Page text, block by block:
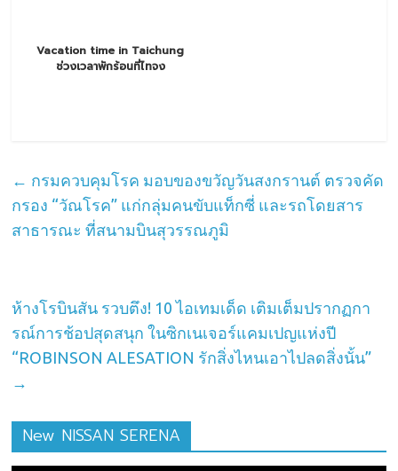
Vacation time in Taichung
ช่วงเวลาพักร้อนที่ไทจง
← กรมควบคุมโรค มอบของขวัญวันสงกรานต์ ตรวจคัด
กรอง “วัณโรค” แก่กลุ่มคนขับแท็กซี่ และรถโดยสาร
สาธารณะ ที่สนามบินสุวรรณภูมิ
ห้างโรบินสัน รวบตึง! 10 ไอเทมเด็ด เติมเต็มปรากฏกา
รณ์การช้อปสุดสนุก ในซิกเนเจอร์แคมเปญแห่งปี
“ROBINSON ALESATION รักสิ่งไหนเอาไปลดสิ่งนั้น”
→
New NISSAN SERENA